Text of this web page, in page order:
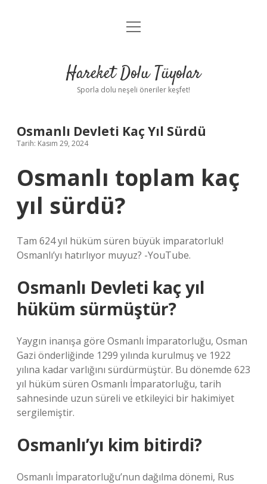
Anasayfa
Yasal Uyarı
menüyü
Hareket Dolu Tüyolar
Sporla dolu neşeli öneriler keşfet!
Osmanlı Devleti Kaç Yıl Sürdü
Tarih: Kasım 29, 2024
Osmanlı toplam kaç
yıl sürdü?
Tam 624 yıl hüküm süren büyük imparatorluk!
Osmanlı’yı hatırlıyor muyuz? -YouTube.
Osmanlı Devleti kaç yıl
hüküm sürmüştür?
Yaygın inanışa göre Osmanlı İmparatorluğu, Osman
Gazi önderliğinde 1299 yılında kurulmuş ve 1922
yılına kadar varlığını sürdürmüştür. Bu dönemde 623
yıl hüküm süren Osmanlı İmparatorluğu, tarih
sahnesinde uzun süreli ve etkileyici bir hakimiyet
sergilemiştir.
Osmanlı’yı kim bitirdi?
Osmanlı İmparatorluğu’nun dağılma dönemi, Rus